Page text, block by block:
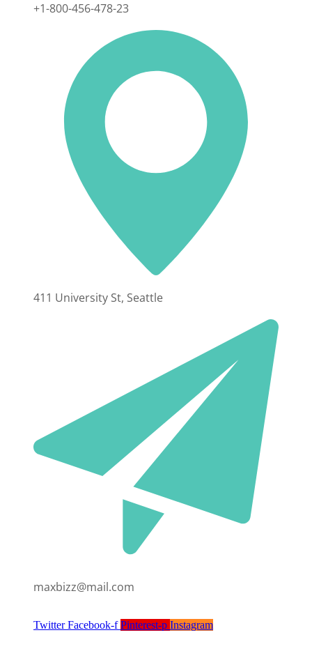
+1-800-456-478-23
411 University St, Seattle
maxbizz@mail.com
Twitter Facebook-f Pinterest-p Instagram